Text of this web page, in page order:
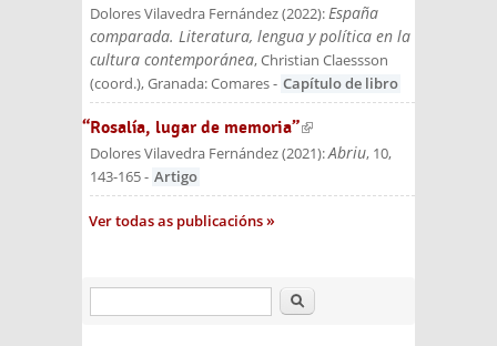
Dolores Vilavedra Fernández(2022): España
comparada. Literatura, lengua y política en la
cultura contemporánea, Christian Claessson
(coord.), Granada: Comares- Capítulo de libro
“Rosalía, lugar de memoria”(link is
external)
Dolores Vilavedra Fernández(2021):Abriu, 10,
143-165- Artigo
Ver todas as publicacións
Buscar